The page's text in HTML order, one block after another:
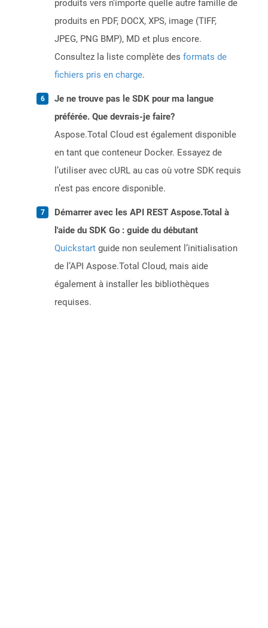
produits vers n’importe quelle autre famille de
produits en PDF, DOCX, XPS, image (TIFF,
JPEG, PNG BMP), MD et plus encore.
Consultez la liste complète des formats de
fichiers pris en charge.
Je ne trouve pas le SDK pour ma langue
préférée. Que devrais-je faire?
Aspose.Total Cloud est également disponible
en tant que conteneur Docker. Essayez de
l’utiliser avec cURL au cas où votre SDK requis
n’est pas encore disponible.
Démarrer avec les API REST Aspose.Total à
l'aide du SDK Go : guide du débutant
Quickstart guide non seulement l’initialisation
de l’API Aspose.Total Cloud, mais aide
également à installer les bibliothèques
requises.